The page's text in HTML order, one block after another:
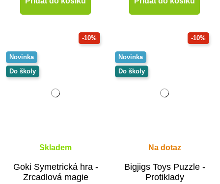
-10%
Novinka
Do školy
Skladem
Goki Symetrická hra -
Zrcadlová magie
-10%
Novinka
Do školy
Na dotaz
Bigjigs Toys Puzzle -
Protiklady